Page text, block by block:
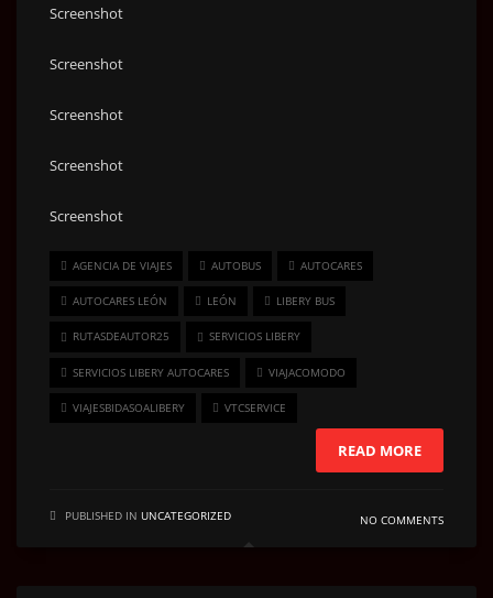
Screenshot
Screenshot
Screenshot
Screenshot
Screenshot
AGENCIA DE VIAJES AUTOBUS AUTOCARES
AUTOCARES LEÓN LEÓN LIBERY BUS
RUTASDEAUTOR25 SERVICIOS LIBERY
SERVICIOS LIBERY AUTOCARES VIAJACOMODO
VIAJESBIDASOALIBERY VTCSERVICE
READ MORE
PUBLISHED IN UNCATEGORIZED NO COMMENTS